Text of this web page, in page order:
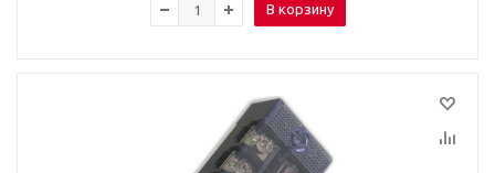
В корзину